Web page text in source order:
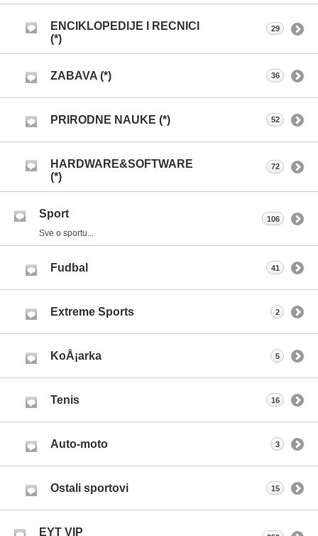
ENCIKLOPEDIJE I RECNICI
(*)
29
ZABAVA (*) 36
PRIRODNE NAUKE (*) 52
HARDWARE&SOFTWARE
(*)
72
Sport
Sve o sportu...
106
Fudbal 41
Extreme Sports 2
KoÅ¡arka 5
Tenis 16
Auto-moto 3
Ostali sportovi 15
EYT VIP